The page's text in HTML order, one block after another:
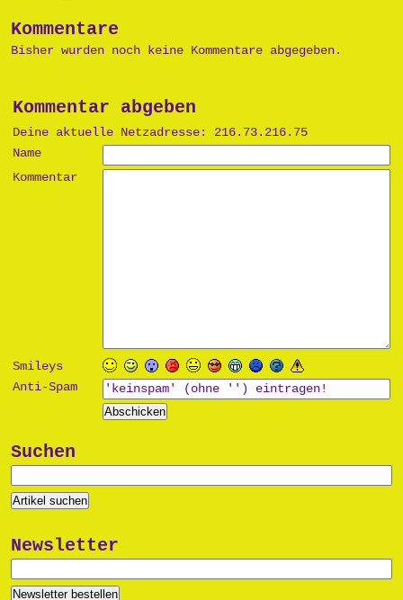
Kommentare
Bisher wurden noch keine Kommentare abgegeben.
Kommentar abgeben
Deine aktuelle Netzadresse: 216.73.216.75
Name
Kommentar
Smileys
Anti-Spam
Suchen
Newsletter